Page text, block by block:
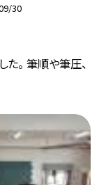
30
。 筆順や筆圧、